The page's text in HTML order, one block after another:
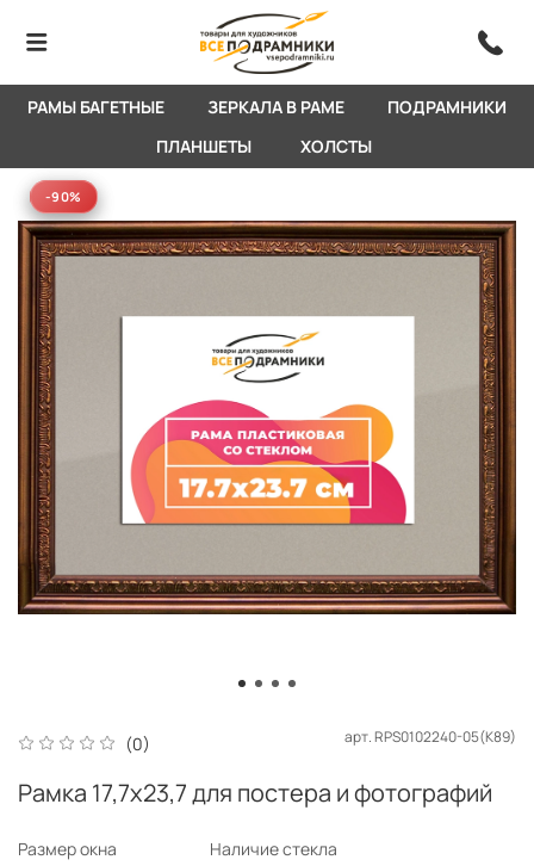
РАМЫ БАГЕТНЫЕ ЗЕРКАЛА В РАМЕ
ПОДРАМНИКИ
ПЛАНШЕТЫ
ХОЛСТЫ
-90%
-90%
(0) арт.RPS0102240-05(K89)
Рамка 17,7x23,7 для постера и фотографий
Размер окна Наличие стекла